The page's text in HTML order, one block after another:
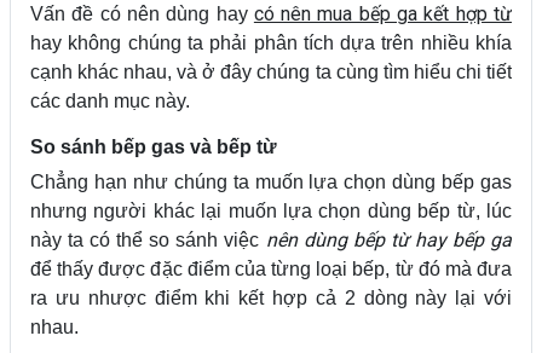
Vấn đề có nên dùng hay có nên mua bếp ga kết hợp từ
hay không chúng ta phải phân tích dựa trên nhiều khía
cạnh khác nhau, và ở đây chúng ta cùng tìm hiểu chi tiết
các danh mục này.
So sánh bếp gas và bếp từ
Chẳng hạn như chúng ta muốn lựa chọn dùng bếp gas
nhưng người khác lại muốn lựa chọn dùng bếp từ, lúc
này ta có thể so sánh việc nên dùng bếp từ hay bếp ga
để thấy được đặc điểm của từng loại bếp, từ đó mà đưa
ra ưu nhược điểm khi kết hợp cả 2 dòng này lại với
nhau.